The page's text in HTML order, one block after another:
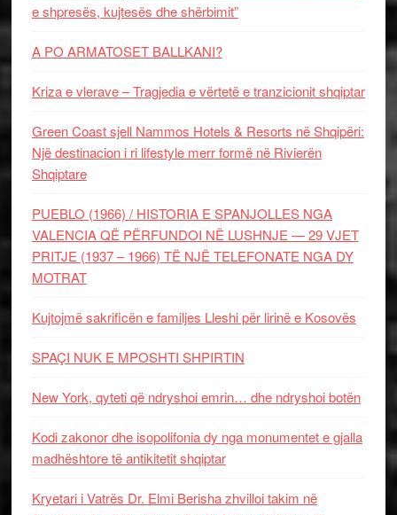
e shpresës, kujtesës dhe shërbimit”
A PO ARMATOSET BALLKANI?
Kriza e vlerave – Tragjedia e vërtetë e tranzicionit shqiptar
Green Coast sjell Nammos Hotels & Resorts në Shqipëri:
Një destinacion i ri lifestyle merr formë në Rivierën
Shqiptare
PUEBLO (1966) / HISTORIA E SPANJOLLES NGA
VALENCIA QË PËRFUNDOI NË LUSHNJE — 29 VJET
PRITJE (1937 – 1966) TË NJË TELEFONATE NGA DY
MOTRAT
Kujtojmë sakrificën e familjes Lleshi për lirinë e Kosovës
SPAÇI NUK E MPOSHTI SHPIRTIN
New York, qyteti që ndryshoi emrin… dhe ndryshoi botën
Kodi zakonor dhe isopolifonia dy nga monumentet e gjalla
madhështore të antikitetit shqiptar
Kryetari i Vatrës Dr. Elmi Berisha zhvilloi takim në